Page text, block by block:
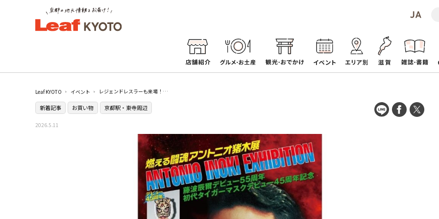
Leaf KYOTO イベント レジェンドレスラーも来場！『燃える闘魂 アントニオ猪木展』が京都で初開催／ジェイアール京都伊勢丹
新着記事 お買い物 京都駅・東寺周辺
2026.5.11